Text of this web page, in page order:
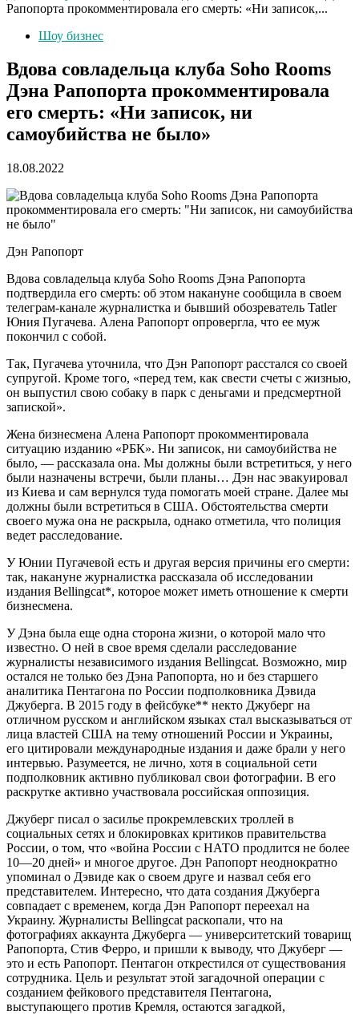
Рапопорта прокомментировала его смерть: «Ни записок,...
Шоу бизнес
Вдова совладельца клуба Soho Rooms
Дэна Рапопорта прокомментировала
его смерть: «Ни записок, ни
самоубийства не было»
18.08.2022
Дэн Рапопорт
Вдова совладельца клуба Soho Rooms Дэна Рапопорта
подтвердила его смерть: об этом накануне сообщила в своем
телеграм-канале журналистка и бывший обозреватель Tatler
Юния Пугачева. Алена Рапопорт опровергла, что ее муж
покончил с собой.
Так, Пугачева уточнила, что Дэн Рапопорт расстался со своей
супругой. Кроме того, «перед тем, как свести счеты с жизнью,
он выпустил свою собаку в парк с деньгами и предсмертной
запиской».
Жена бизнесмена Алена Рапопорт прокомментировала
ситуацию изданию «РБК». Ни записок, ни самоубийства не
было, — рассказала она. Мы должны были встретиться, у него
были назначены встречи, были планы… Дэн нас эвакуировал
из Киева и сам вернулся туда помогать моей стране. Далее мы
должны были встретиться в США. Обстоятельства смерти
своего мужа она не раскрыла, однако отметила, что полиция
ведет расследование.
У Юнии Пугачевой есть и другая версия причины его смерти:
так, накануне журналистка рассказала об исследовании
издания Bellingсat*, которое может иметь отношение к смерти
бизнесмена.
У Дэна была еще одна сторона жизни, о которой мало что
известно. О ней в свое время сделали расследование
журналисты независимого издания Bellingcat. Возможно, мир
остался не только без Дэна Рапопорта, но и без старшего
аналитика Пентагона по России подполковника Дэвида
Джуберга. В 2015 году в фейсбуке** некто Джуберг на
отличном русском и английском языках стал высказываться от
лица властей США на тему отношений России и Украины,
его цитировали международные издания и даже брали у него
интервью. Разумеется, не лично, хотя в социальной сети
подполковник активно публиковал свои фотографии. В его
раскрутке активно участвовала российская оппозиция.
Джуберг писал о засилье прокремлевских троллей в
социальных сетях и блокировках критиков правительства
России, о том, что «война России с НАТО продлится не более
10—20 дней» и многое другое. Дэн Рапопорт неоднократно
упоминал о Дэвиде как о своем друге и назвал себя его
представителем. Интересно, что дата создания Джуберга
совпадает с временем, когда Дэн Рапопорт переехал на
Украину. Журналисты Bellingcat раскопали, что на
фотографиях аккаунта Джуберга — университетский товарищ
Рапопорта, Стив Ферро, и пришли к выводу, что Джуберг —
это и есть Рапопорт. Пентагон открестился от существования
сотрудника. Цель и результат этой загадочной операции с
созданием фейкового представителя Пентагона,
выступающего против Кремля, остаются загадкой,